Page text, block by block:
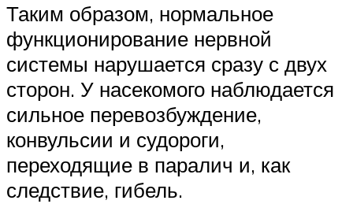
Таким образом, нормальное
функционирование нервной
системы нарушается сразу с двух
сторон. У насекомого наблюдается
сильное перевозбуждение,
конвульсии и судороги,
переходящие в паралич и, как
следствие, гибель.